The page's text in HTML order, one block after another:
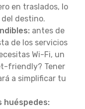
en traslados, lo
destino.
antes de
de los servicios
Wi-Fi, un
friendly? Tener
a simplificar tu
huéspedes: